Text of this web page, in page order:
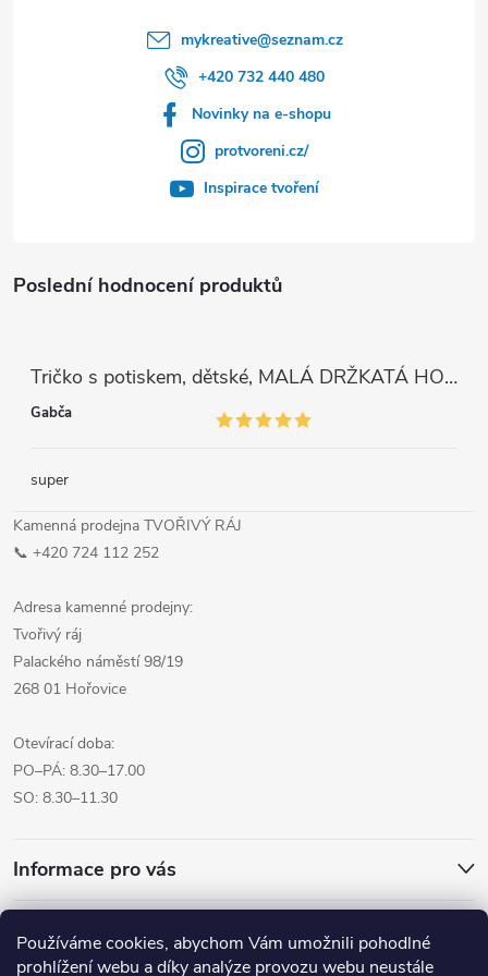
Používáme cookies, abychom Vám umožnili pohodlné
prohlížení webu a díky analýze provozu webu neustále
Poslední hodnocení produktů
Tričko s potiskem, dětské, MALÁ DRŽKATÁ HOLKA, 1 ks
Gabča
super
Kamenná prodejna TVOŘIVÝ RÁJ
📞 +420 724 112 252
Adresa kamenné prodejny:
Tvořivý ráj
Palackého náměstí 98/19
268 01 Hořovice
Otevírací doba:
PO–PÁ: 8.30–17.00
SO: 8.30–11.30
Informace pro vás
mykreative@seznam.cz
+420 732 440 480
Novinky na e-shopu
protvoreni.cz/
Inspirace tvoření
Přijímáme online platby